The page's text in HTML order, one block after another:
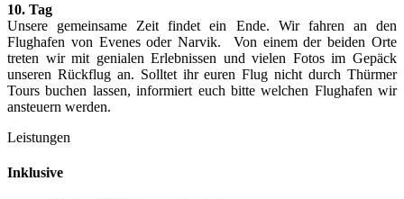
10. Tag
Unsere gemeinsame Zeit findet ein Ende. Wir fahren an den
Flughafen von Evenes oder Narvik. Von einem der beiden Orte
treten wir mit genialen Erlebnissen und vielen Fotos im Gepäck
unseren Rückflug an. Solltet ihr euren Flug nicht durch Thürmer
Tours buchen lassen, informiert euch bitte welchen Flughafen wir
ansteuern werden.
Leistungen
Inklusive